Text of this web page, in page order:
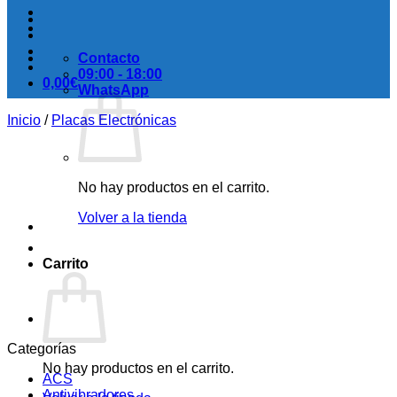
0,00€
No hay productos en el carrito.
Volver a la tienda
Carrito
No hay productos en el carrito.
Contacto
09:00 - 18:00
WhatsApp
Inicio / Placas Electrónicas
Categorías
ACS